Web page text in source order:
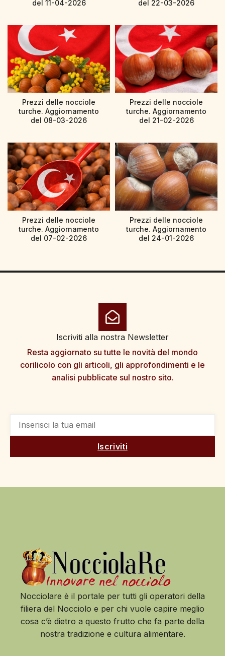
del 11-04-2026 del 22-03-2026
Prezzi delle nocciole
turche. Aggiornamento
del 08-03-2026
Prezzi delle nocciole
turche. Aggiornamento
del 21-02-2026
Prezzi delle nocciole
turche. Aggiornamento
del 07-02-2026
Prezzi delle nocciole
turche. Aggiornamento
del 24-01-2026
Iscriviti alla nostra Newsletter
Resta aggiornato su tutte le novità del mondo
corilicolo con gli articoli, gli approfondimenti e le
analisi pubblicate sul nostro sito.
Iscriviti
Nocciolare è il portale per tutti gli operatori della
filiera del Nocciolo e per chi vuole capire meglio
cosa c’è dietro a questo frutto che fa parte della
nostra tradizione e cultura alimentare.